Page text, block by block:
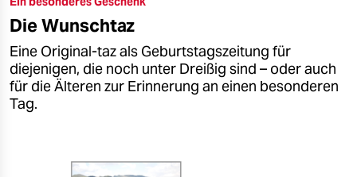
epaper login
Die Wunschtaz
Eine Original-taz als Geburtstagszeitung für
diejenigen, die noch unter Dreißig sind – oder auch
für die Älteren zur Erinnerung an einen besonderen
Tag.